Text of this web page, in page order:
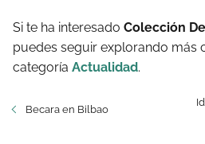
Si te ha interesado Colección
puedes seguir explorando más
categoría Actualidad.
Becara en Bilbao